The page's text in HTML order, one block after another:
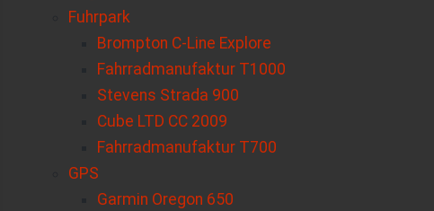
Fuhrpark
Brompton C-Line Explore
Fahrradmanufaktur T1000
Stevens Strada 900
Cube LTD CC 2009
Fahrradmanufaktur T700
GPS
Garmin Oregon 650